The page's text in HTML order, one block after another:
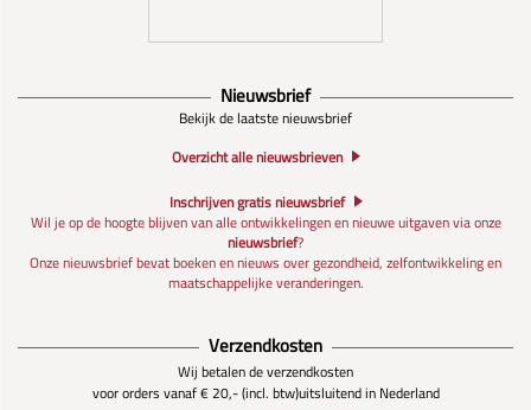
Nieuwsbrief
Bekijk de laatste nieuwsbrief
Overzicht alle nieuwsbrieven
Inschrijven gratis nieuwsbrief
Wil je op de hoogte blijven van alle ontwikkelingen en nieuwe uitgaven via onze
nieuwsbrief?
Onze nieuwsbrief bevat boeken en nieuws over gezondheid, zelfontwikkeling en
maatschappelijke veranderingen.
Verzendkosten
Wij betalen de verzendkosten
voor orders vanaf € 20,- (incl. btw)uitsluitend in Nederland